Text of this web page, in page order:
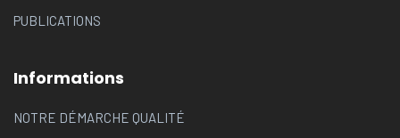
PUBLICATIONS
Informations
NOTRE DÉMARCHE QUALITÉ